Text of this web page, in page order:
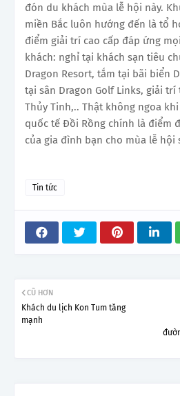
đón du khách mùa lễ hội này.
miền Bắc luôn hướng đến là tổ
điểm giải trí cao cấp đáp ứng
khách: nghỉ tại khách sạn tiêu
Dragon Resort, tắm tại bãi biển
tại sân Dragon Golf Links, giải
Thủy Tinh,.. Thật không ngoa
quốc tế Đồi Rồng chính là điểm
của gia đình bạn cho mùa lễ hội
Tin tức
CŨ HƠN
Khách du lịch Kon Tum tăng
mạnh